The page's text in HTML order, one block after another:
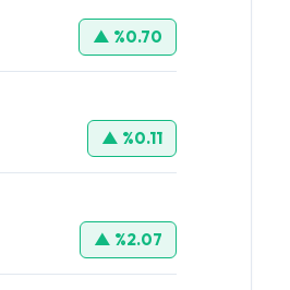
▲ %0.70
▲ %0.11
▲ %2.07